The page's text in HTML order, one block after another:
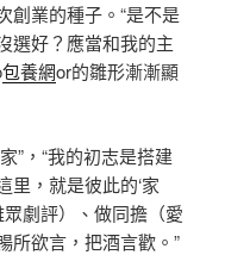
創業的種子。“是不是
選好？應當和我的主
包養網or的雛形漸漸顯
”，“我的初志是搭建
里，就是彼此的‘家
劇評）、做同擔（愛
所欲言，把酒言歡。”